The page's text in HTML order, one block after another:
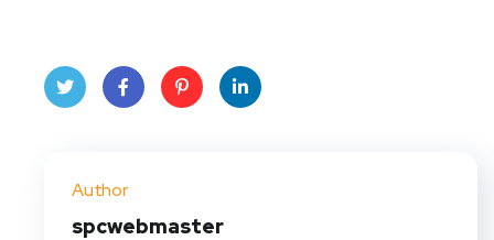
t
Author
spcwebmaster